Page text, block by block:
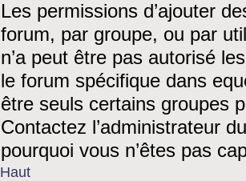
Les permissions d’ajouter
forum, par groupe, ou par
n’a peut être pas autorisé
le forum spécifique dans
être seuls certains groupes
Contactez l’administrateur
pourquoi vous n’êtes pas
Haut